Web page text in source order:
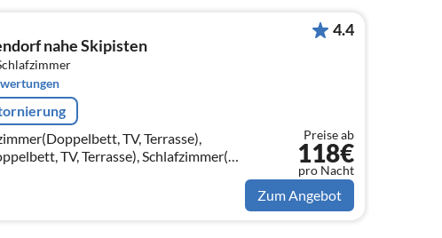
nahe Skipisten
TV, Terrasse),
TV, Terrasse), Schlafzimmer(2x
Waschbecken,
4.4
Preise ab
118€
pro Nacht
Zum Angebot